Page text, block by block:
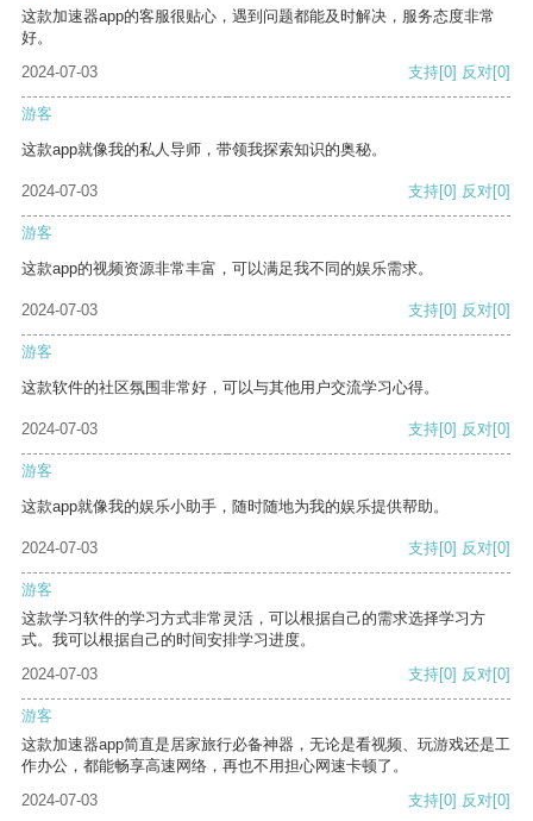
这款加速器app的客服很贴心，遇到问题都能及时解决，服务态度非常
好。
2024-07-03
支持[0] 反对[0]
游客
这款app就像我的私人导师，带领我探索知识的奥秘。
2024-07-03 支持[0] 反对[0]
游客
这款app的视频资源非常丰富，可以满足我不同的娱乐需求。
2024-07-03 支持[0] 反对[0]
游客
这款软件的社区氛围非常好，可以与其他用户交流学习心得。
2024-07-03 支持[0] 反对[0]
游客
这款app就像我的娱乐小助手，随时随地为我的娱乐提供帮助。
2024-07-03 支持[0] 反对[0]
游客
这款学习软件的学习方式非常灵活，可以根据自己的需求选择学习方
式。我可以根据自己的时间安排学习进度。
2024-07-03
支持[0] 反对[0]
游客
这款加速器app简直是居家旅行必备神器，无论是看视频、玩游戏还是工
作办公，都能畅享高速网络，再也不用担心网速卡顿了。
2024-07-03
支持[0] 反对[0]